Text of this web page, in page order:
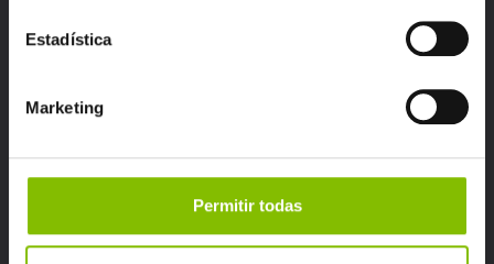
Estadística
Marketing
Permitir todas